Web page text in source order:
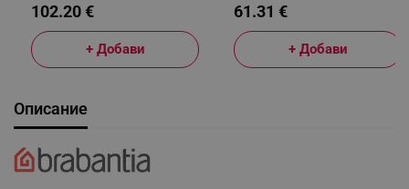
102.20 €
+ Добави
61.31 €
+ Добави
Описание